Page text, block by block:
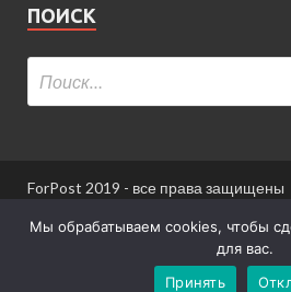
ПОИСК
ForPost 2019 - все права защищены
При использовании материалов
Информация для пользователей
Мы обрабатываем cookies, чтобы
для вас.
Принять